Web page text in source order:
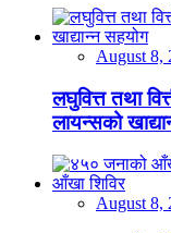
August 8,
लघुवित्त तथा
लायन्सको
August 8,